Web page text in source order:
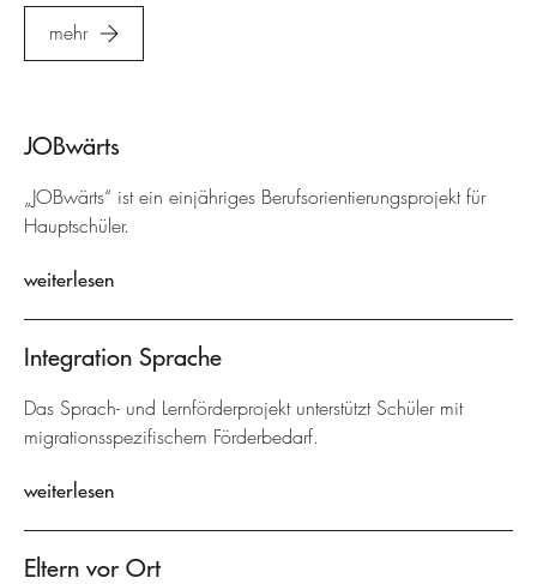
mehr
JOBwärts
„JOBwärts“ ist ein einjähriges Berufsorientierungsprojekt für
Hauptschüler.
weiterlesen
Integration Sprache
Das Sprach- und Lernförderprojekt unterstützt Schüler mit
migrationsspezifischem Förderbedarf.
weiterlesen
Eltern vor Ort